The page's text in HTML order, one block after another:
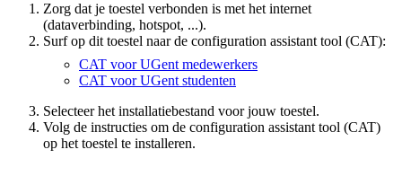
Zorg dat je toestel verbonden is met het internet
(dataverbinding, hotspot, ...).
Surf op dit toestel naar de configuration assistant tool (CAT):
CAT voor UGent medewerkers
CAT voor UGent studenten
Selecteer het installatiebestand voor jouw toestel.
Volg de instructies om de configuration assistant tool (CAT)
op het toestel te installeren.